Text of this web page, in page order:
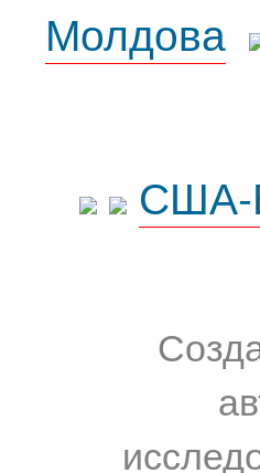
Молдова
США-